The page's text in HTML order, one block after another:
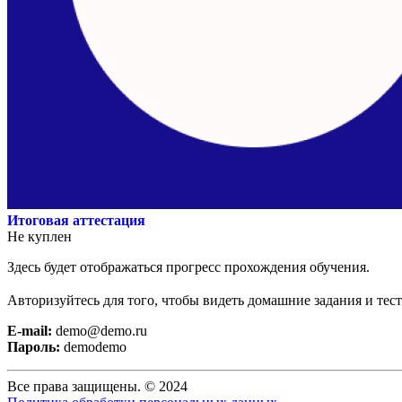
Итоговая аттестация
Не куплен
Здесь будет отображаться прогресс прохождения обучения.
Авторизуйтесь для того, чтобы видеть домашние задания и
E-mail: demo@demo.ru
Пароль: demodemo
Все права защищены. © 2024